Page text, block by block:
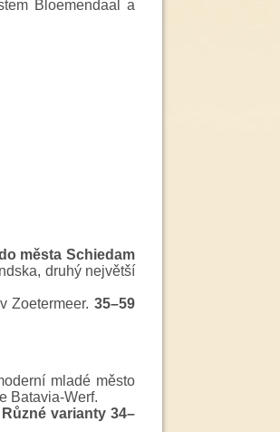
Bloemendaal a
města Schiedam
druhý největší
Zoetermeer.35–59
mladé město
Batavia-Werf.
Různé varianty 34–